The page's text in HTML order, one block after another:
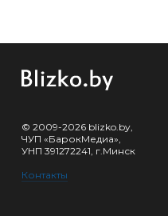
© 2009-2026 blizko.by,
ЧУП «БарокМедиа»,
УНП 391272241, г.Минск
Контакты